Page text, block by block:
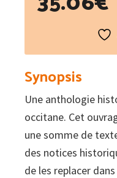
Synopsis
Une anthologie
occitane. Cet
une somme de
des notices
de les replacer